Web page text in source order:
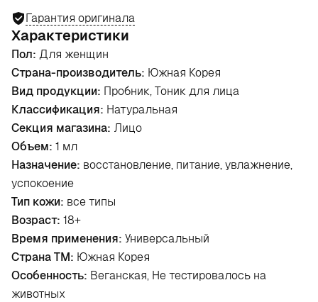
Гарантия оригинала
Характеристики
Пол: Для женщин
Страна-производитель: Южная Корея
Вид продукции: Пробник, Тоник для лица
Классификация: Натуральная
Секция магазина: Лицо
Объем: 1 мл
Назначение: восстановление, питание, увлажнение,
успокоение
Тип кожи: все типы
Возраст: 18+
Время применения: Универсальный
Страна ТМ: Южная Корея
Особенность: Веганская, Не тестировалось на
животных